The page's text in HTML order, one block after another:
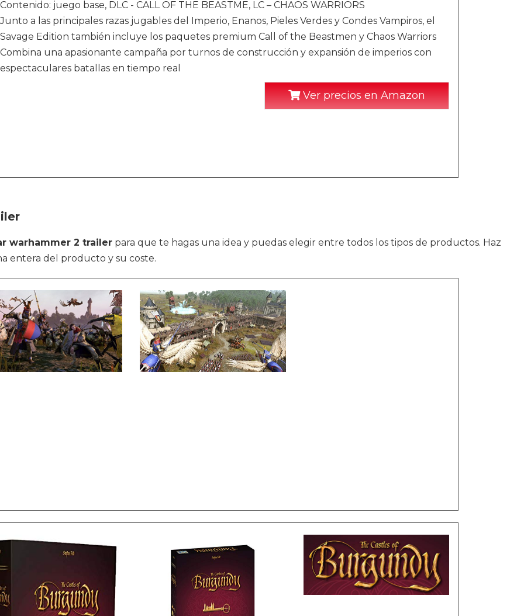
Contenido: juego base, DLC - CALL OF THE BEASTME, LC – CHAOS WARRIORS
Junto a las principales razas jugables del Imperio, Enanos, Pieles Verdes y Condes Vampiros, el
Savage Edition también incluye los paquetes premium Call of the Beastmen y Chaos Warriors
Combina una apasionante campaña por turnos de construcción y expansión de imperios con
espectaculares batallas en tiempo real
Ver precios en Amazon
warhammer 2 trailer para que te hagas una idea y puedas elegir entre todos los tipos de productos. Haz
entera del producto y su coste.